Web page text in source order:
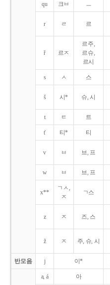
qu 크ㅂ ㅡ
r ㄹ 르
ř 르ㅈ
르주,
르슈,
르시
s ㅅ 스
š 시* 슈, 시
t ㅌ 트
t' 티* 티
v ㅂ 브, 프
w ㅂ 브, 프
x**
ㄱㅅ,
ㅈ
ㄱ스
z ㅈ 즈, 스
ž ㅈ 주, 슈, 시
반모음 j 이*
a, á 아